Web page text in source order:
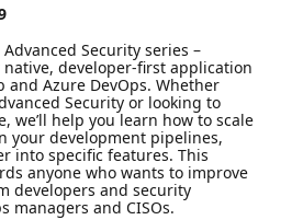
Security series –
developer-first application
Azure DevOps. Whether
Security or looking to
we’ll help you learn how to scale
your development pipelines,
into specific features. This
anyone who wants to improve
developers and security
managers and CISOs.